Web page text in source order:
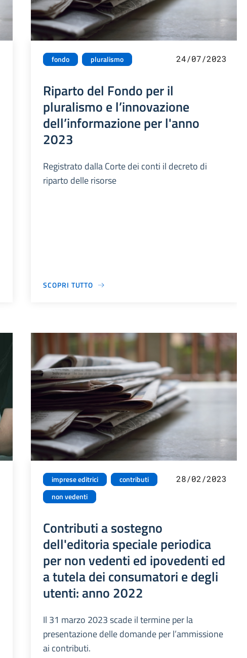
fondo pluralismo 24/07/2023
Riparto del Fondo per il
pluralismo e l’innovazione
dell’informazione per l'anno
2023
Registrato dalla Corte dei conti il decreto di
riparto delle risorse
SCOPRI TUTTO
imprese editrici
contributi
non vedenti
28/02/2023
Contributi a sostegno
dell'editoria speciale periodica
per non vedenti ed ipovedenti ed
a tutela dei consumatori e degli
utenti: anno 2022
Il 31 marzo 2023 scade il termine per la
presentazione delle domande per l’ammissione
ai contributi.